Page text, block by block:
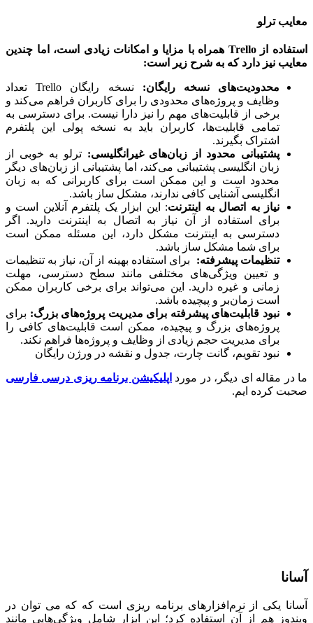
ترلو
از
Trello همراه با مزایا و امکانات زیادی است، اما چندین
نیز دارد که به شرح زیر است:
محدودیت‌های نسخه رایگان :
نسخه رایگان Trello تعداد
وظایف و پروژه‌های محدودی را برای کاربران فراهم می‌کند و
برخی از قابلیت‌های مهم را نیز دارا نیست. برای دسترسی به
تمامی قابلیت‌ها، کاربران باید به نسخه پولی این پلتفرم
اشتراک بگیرند.
پشتیبانی محدود از زبان‌های غیرانگلیسی:ترلو به خوبی از
زبان انگلیسی پشتیبانی می‌کند، اما پشتیبانی از زبان‌های دیگر
محدود است و این ممکن است برای کاربرانی که به زبان
انگلیسی آشنایی کافی ندارند، مشکل ساز باشد.
نیاز به اتصال به اینترنت: این ابزار یک پلتفرم آنلاین است و
برای استفاده از آن نیاز به اتصال به اینترنت دارید. اگر
دسترسی به اینترنت مشکل دارد، این مسئله ممکن است
برای شما مشکل ساز باشد.
تنظیمات پیشرفته:برای استفاده بهینه از آن، نیاز به تنظیمات
و تعیین ویژگی‌های مختلفی مانند سطح دسترسی، مهلت
زمانی و غیره دارید. این می‌تواند برای برخی کاربران ممکن
است زمان‌بر و پیچیده باشد.
نبود قابلیت‌های پیشرفته برای مدیریت پروژه‌های بزرگ:برای
پروژه‌های بزرگ و پیچیده، ممکن است قابلیت‌های کافی را
برای مدیریت حجم زیادی از وظایف و پروژه‌ها فراهم نکند.
نبود تقویم، گانت چارت، جدول و نقشه در ورژن رایگان
مقاله ای دیگر، در مورداپلیکیشن برنامه ریزی درسی فارسی
کرده ایم.
یکی از نرم‌افزارهای برنامه ریزی است که که می توان در
هم از آن استفاده کرد؛ این ابزار شامل ویژگی‌هایی مانند